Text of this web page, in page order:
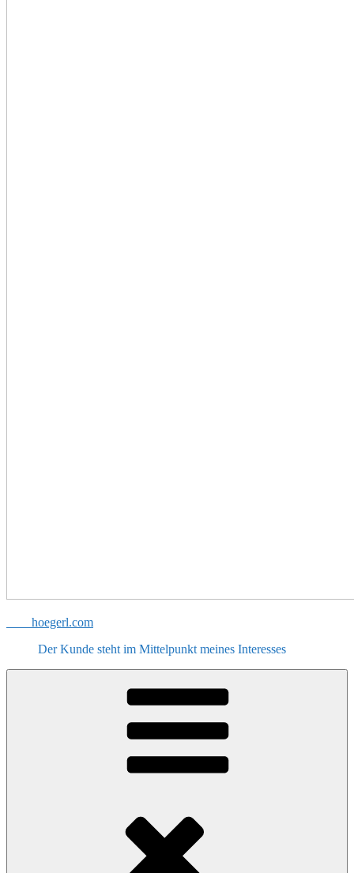
hoegerl.com
Der Kunde steht im Mittelpunkt meines Interesses